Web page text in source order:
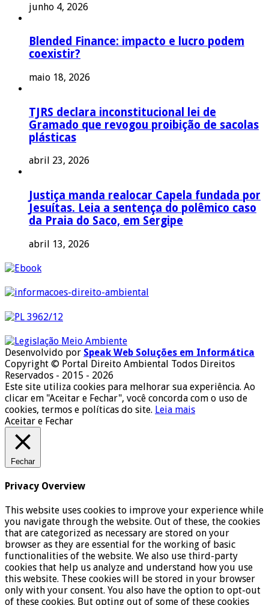
junho 4, 2026
Blended Finance: impacto e lucro podem
coexistir?
maio 18, 2026
TJRS declara inconstitucional lei de
Gramado que revogou proibição de sacolas
plásticas
abril 23, 2026
Justiça manda realocar Capela fundada por
Jesuítas. Leia a sentença do polêmico caso
da Praia do Saco, em Sergipe
abril 13, 2026
Desenvolvido por Speak Web Soluções em Informática
Copyright © Portal Direito Ambiental Todos Direitos
Reservados - 2015 - 2026
Este site utiliza cookies para melhorar sua experiência. Ao
clicar em "Aceitar e Fechar", você concorda com o uso de
cookies, termos e políticas do site. Leia mais
Aceitar e Fechar
Fechar
Privacy Overview
This website uses cookies to improve your experience while
you navigate through the website. Out of these, the cookies
that are categorized as necessary are stored on your
browser as they are essential for the working of basic
functionalities of the website. We also use third-party
cookies that help us analyze and understand how you use
this website. These cookies will be stored in your browser
only with your consent. You also have the option to opt-out
of these cookies. But opting out of some of these cookies